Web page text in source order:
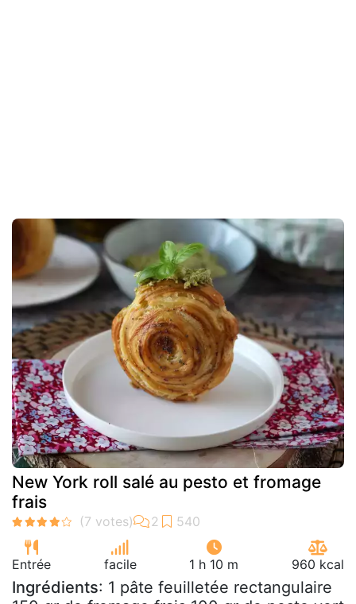
New York roll salé au pesto et fromage
frais
Entrée facile 1 h 10 m 960 kcal
Ingrédients: 1 pâte feuilletée rectangulaire